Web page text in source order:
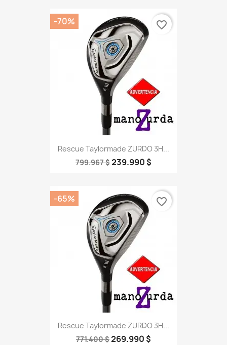
Rescue Taylormade ZURDO 3H...
799.967 $239.990 $
-70% favorite_border
Rescue Taylormade ZURDO 3H...
771.400 $269.990 $
-65% favorite_border